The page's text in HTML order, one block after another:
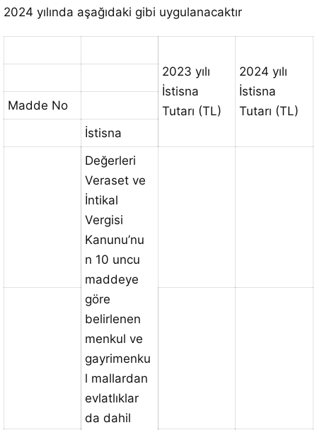
2024 yılında aşağıdaki gibi uygulanacaktır
2023 yılı
İstisna
Tutarı (TL)
2024 yılı
İstisna
Tutarı (TL)
Madde No
İstisna
Değerleri
Veraset ve
İntikal
Vergisi
Kanunu’nu
n 10 uncu
maddeye
göre
belirlenen
menkul ve
gayrimenku
l mallardan
evlatlıklar
da dahil